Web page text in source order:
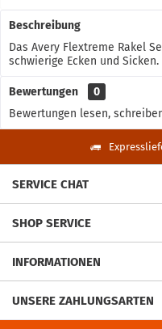
Beschreibung
Das Avery Flextreme Rakel
schwierige Ecken und Sicken.
Bewertungen
0
Bewertungen lesen,
SERVICE CHAT
SHOP SERVICE
INFORMATIONEN
UNSERE ZAHLUNGSARTEN